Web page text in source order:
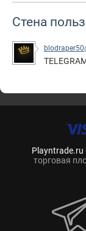
Стена
Playntrade.ru
торговая